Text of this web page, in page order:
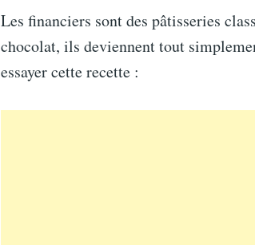
Les financiers sont des pâtisseries
chocolat, ils deviennent tout
essayer cette recette :